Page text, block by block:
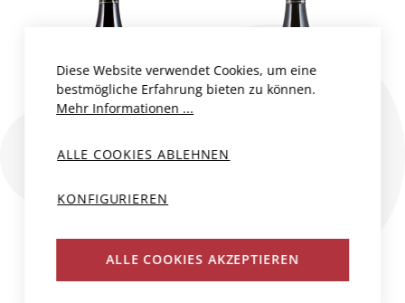
4 ELÉMENTS
BRUT AC
(DEG.04/25)
BRUT AC
(DEG.04/25)
Diese Website verwendet Cookies, um eine
bestmögliche Erfahrung bieten zu können.
Mehr Informationen ...
ALLE COOKIES ABLEHNEN
KONFIGURIEREN
ALLE COOKIES AKZEPTIEREN